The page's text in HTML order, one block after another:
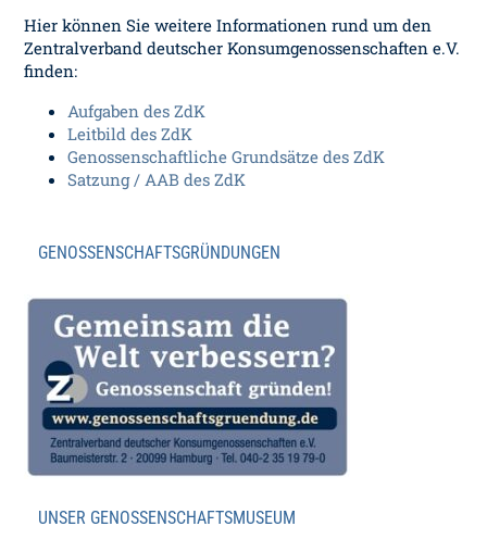
Hier können Sie weitere Informationen rund um den
Zentralverband deutscher Konsumgenossenschaften e.V.
finden:
Aufgaben des ZdK
Leitbild des ZdK
Genossenschaftliche Grundsätze des ZdK
Satzung / AAB des ZdK
GENOSSENSCHAFTSGRÜNDUNGEN
UNSER GENOSSENSCHAFTSMUSEUM